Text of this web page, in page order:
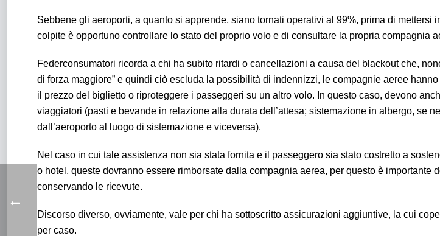
Sebbene gli aeroporti, a quanto si apprende, siano tornati operativi al 99%, prima di mettersi
colpite è opportuno controllare lo stato del proprio volo e di consultare la propria compagnia
Federconsumatori ricorda a chi ha subito ritardi o cancellazioni a causa del blackout che,
di forza maggiore” e quindi ciò escluda la possibilità di indennizzi, le compagnie aeree
il prezzo del biglietto o riproteggere i passeggeri su un altro volo. In questo caso, devono
viaggiatori (pasti e bevande in relazione alla durata dell’attesa; sistemazione in albergo, se
dall’aeroporto al luogo di sistemazione e viceversa).
Nel caso in cui tale assistenza non sia stata fornita e il passeggero sia stato costretto a
o hotel, queste dovranno essere rimborsate dalla compagnia aerea, per questo è importante
conservando le ricevute.
Discorso diverso, ovviamente, vale per chi ha sottoscritto assicurazioni aggiuntive, la cui
per caso.